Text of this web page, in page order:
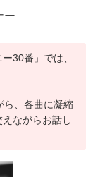
ー
30番」では、
ら、各曲に凝縮
ながらお話し